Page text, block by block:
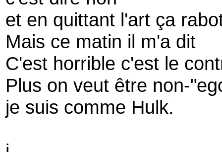
et en quittant l'art ça
Mais ce matin il m'a dit
C'est horrible c'est le
Plus on veut être non-
je suis comme Hulk.